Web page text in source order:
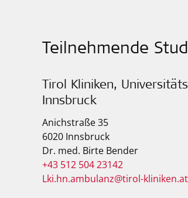
Teilnehmende
Tirol Kliniken,
Innsbruck
Anichstraße 35
6020 Innsbruck
Dr. med. Birte Bender
+43 512 504 23142
Lki.hn.ambulanz@tirol-kliniken.at